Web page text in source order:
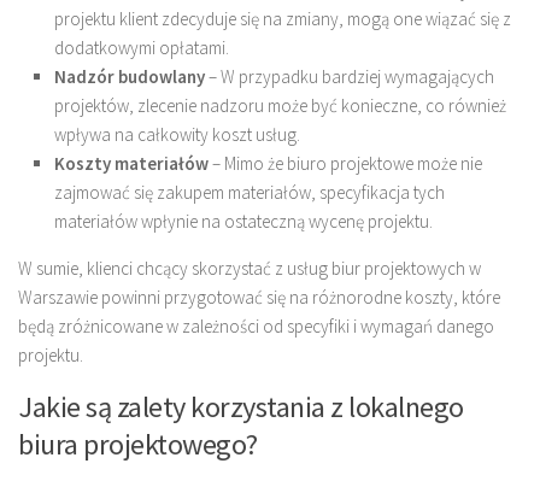
projektu klient zdecyduje się na zmiany, mogą one wiązać się z
dodatkowymi opłatami.
Nadzór budowlany– W przypadku bardziej wymagających
projektów, zlecenie nadzoru może być konieczne, co również
wpływa na całkowity koszt usług.
Koszty materiałów– Mimo że biuro projektowe może nie
zajmować się zakupem materiałów, specyfikacja tych
materiałów wpłynie na ostateczną wycenę projektu.
W sumie, klienci chcący skorzystać z usług biur projektowych w
Warszawie powinni przygotować się na różnorodne koszty, które
będą zróżnicowane w zależności od specyfiki i wymagań danego
projektu.
Jakie są zalety korzystania z lokalnego
biura projektowego?